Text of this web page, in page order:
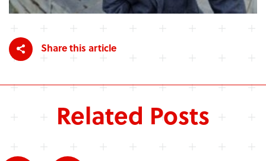
Share this article
Related Posts